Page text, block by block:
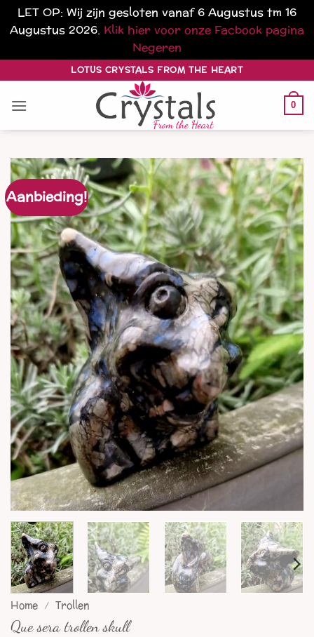
LET OP: Wij zijn gesloten vanaf 6 Augustus tm 16
Augustus 2026. Klik hier voor onze Facbook pagina
Negeren
naar
inhoud
LOTUS CRYSTALS FROM THE HEART
0
Aanbieding!
Home / Trollen
Que sera trollen skull